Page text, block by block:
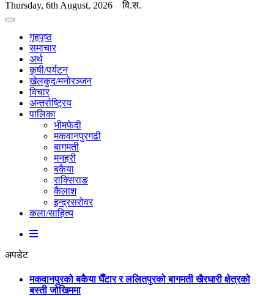
Thursday, 6th August, 2026 वि.स.
गृहपृष्ठ
समाचार
अर्थ
कृषी/पर्यटन
खेलकुद/मनोरञ्जन
विचार
अन्तर्राष्ट्रिय
पालिका
भीमफेदी
मकवानपुरगढी
बागमती
मनहरी
बकैया
राक्सिराङ
कैलाश
इन्द्रसरोवर
कला/साहित्य
अपडेट
मकवानपुरको बकैया घैँटार र ललितपुरको बागमती खैरघारी क्षेत्रको
बस्ती जोखिममा